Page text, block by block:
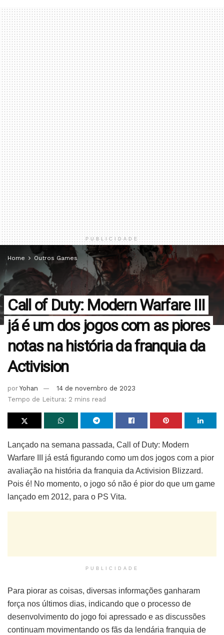
PUBLICIDADE
Home Outros Games
Call of Duty: Modern Warfare III
já é um dos jogos com as piores
notas na história da franquia da
Activision
por Yohan
14 de novembro de 2023
Tempo de Leitura: 2 mins read
Lançado na semana passada, Call of Duty: Modern
Warfare III já está figurando como um dos jogos com a pior
avaliação na história da franquia da Activision Blizzard.
Pois é! No momento, o jogo só não é pior do que um game
lançado em 2012, para o PS Vita.
PUBLICIDADE
Para piorar as coisas, diversas informações ganharam
força nos últimos dias, indicando que o processo de
desenvolvimento do jogo foi apressado e as discussões
continuam movimentando os fãs da lendária franquia de